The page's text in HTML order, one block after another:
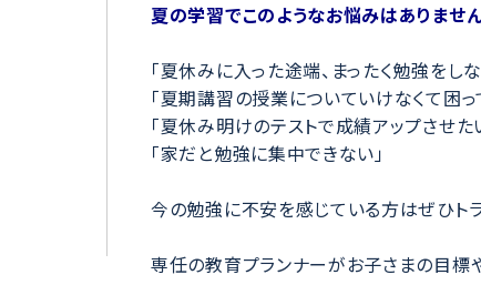
夏の学習でこのようなお悩みはありませ
「夏休みに入った途端、まったく勉強をし
「夏期講習の授業についていけなくて困っ
「夏休み明けのテストで成績アップさせ
「家だと勉強に集中できない」
今の勉強に不安を感じている方はぜひト
専任の教育プランナーがお子さまの目